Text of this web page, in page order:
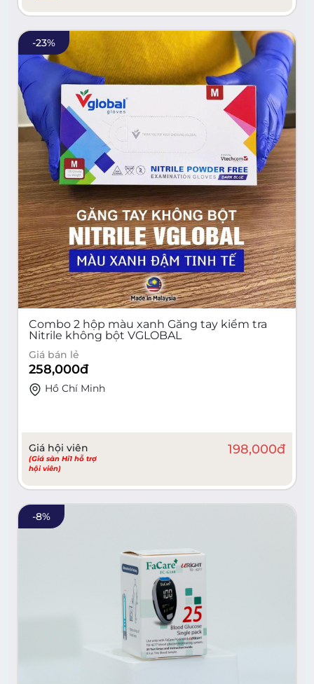
-23%
Combo 2 hộp màu xanh Găng tay kiểm tra
Nitrile không bột VGLOBAL
Giá bán lẻ
258,000đ
Hồ Chí Minh
Giá hội viên
(Giá sàn Hi1 hỗ trợ
hội viên)
198,000đ
-8%